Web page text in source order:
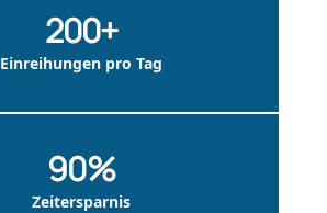
Einreihungen pro Tag
200+
Zeitersparnis
90%